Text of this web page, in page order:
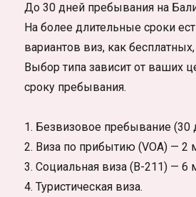
До 30 дней пребывания на
На более длительные сроки
вариантов виз, как
Выбор типа зависит от ваших
сроку пребывания.
1. Безвизовое пребывание (30
2. Виза по прибытию (VOA) — 2
3. Социальная виза (B-211) — 6
4. Туристическая виза.